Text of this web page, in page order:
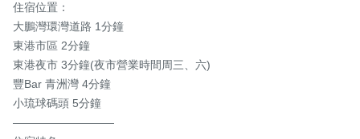
住宿位置：
大鵬灣環灣道路 1分鐘
東港市區 2分鐘
東港夜市 3分鐘(夜市營業時間周三、六)
豐Bar 青洲灣 4分鐘
小琉球碼頭 5分鐘
—————————